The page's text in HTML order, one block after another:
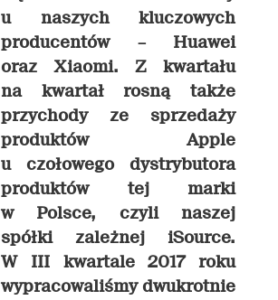
u naszych kluczowych
producentów – Huawei
oraz Xiaomi. Z kwartału
na kwartał rosną także
przychody ze sprzedaży
produktów Apple
u czołowego dystrybutora
produktów tej marki
w Polsce, czyli naszej
spółki zależnej iSource.
W III kwartale 2017 roku
wypracowaliśmy dwukrotnie